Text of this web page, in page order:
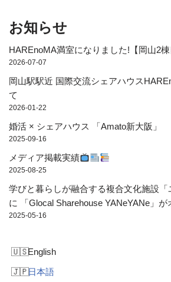
お知らせ
HAREnoMA満室になりました!【岡山2棟
2026-07-07
岡山駅駅近 国際交流シェアハウス
て
2026-01-22
婚活 × シェアハウス 「Amato新大阪」
2025-09-16
メディア掲載実績
2025-08-25
学びと暮らしが融合する複合文化施設「
に 「Glocal Sharehouse YANeYANe」が
2025-05-16
English
日本語